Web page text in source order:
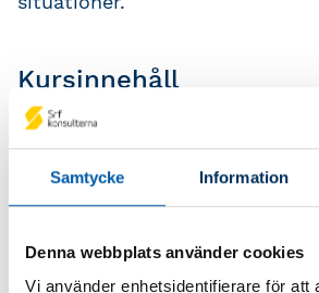
Samtycke Information
Denna webbplats använder cookies
Vi använder enhetsidentifierare för att
Kursinnehåll
Klargörande på vad som
och vidarefakturering samt
kostnadskomponenter
Var du kan hitta
avtalsförhållanden och lagar
Vad som gäller när du